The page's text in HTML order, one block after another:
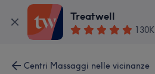
Treatwell
130K
Centri Massaggi nelle vicinanze